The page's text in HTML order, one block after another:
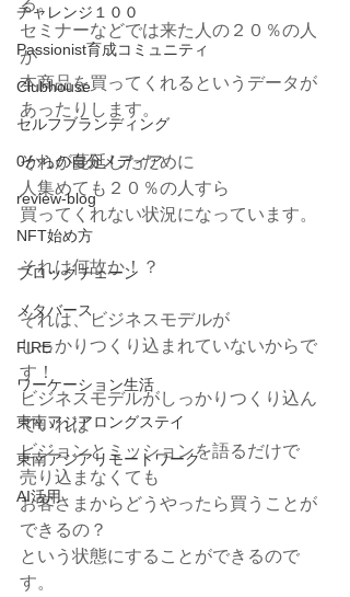
チャレンジ１００
Passionist育成コミュニティ
Clubhouse
セルフブランディング
0からの自分メディア
review-blog
NFT始め方
ブロックチェーン
メタバース
FIRE
ワーケーション生活
東南アジアロングステイ
東南アジアリモートワーク
AI活用
る。
セミナーなどでは来た人の２０％の人
が
本商品を買ってくれるというデータが
あったりします。
それが蔓延したために
人集めても２０％の人すら
買ってくれない状況になっています。
それは何故か！？
それは、ビジネスモデルが
しっかりつくり込まれていないからで
す！
ビジネスモデルがしっかりつくり込ん
でいれば
ビジョンとミッションを語るだけで
売り込まなくても
お客さまからどうやったら買うことが
できるの？
という状態にすることができるので
す。